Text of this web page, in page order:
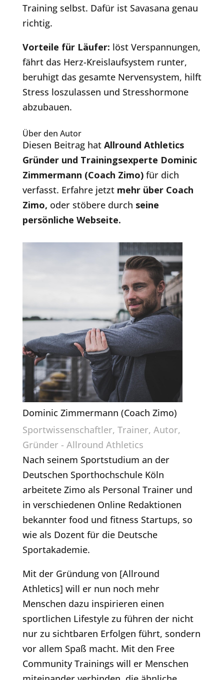
Training selbst. Dafür ist Savasana genau
richtig.
Vorteile für Läufer: löst Verspannungen,
fährt das Herz-Kreislaufsystem runter,
beruhigt das gesamte Nervensystem, hilft
Stress loszulassen und Stresshormone
abzubauen.
Über den Autor
Diesen Beitrag hat Allround Athletics
Gründer und Trainingsexperte Dominic
Zimmermann (Coach Zimo) für dich
verfasst. Erfahre jetzt mehr über Coach
Zimo, oder stöbere durch seine
persönliche Webseite.
Dominic Zimmermann (Coach Zimo)
Sportwissenschaftler, Trainer, Autor,
Gründer - Allround Athletics
Nach seinem Sportstudium an der
Deutschen Sporthochschule Köln
arbeitete Zimo als Personal Trainer und
in verschiedenen Online Redaktionen
bekannter food und fitness Startups, so
wie als Dozent für die Deutsche
Sportakademie.
Mit der Gründung von [Allround
Athletics] will er nun noch mehr
Menschen dazu inspirieren einen
sportlichen Lifestyle zu führen der nicht
nur zu sichtbaren Erfolgen führt, sondern
vor allem Spaß macht. Mit den Free
Community Trainings will er Menschen